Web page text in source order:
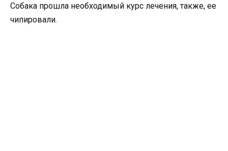
Собака прошла необходимый курс лечения, также, ее
чипировали.